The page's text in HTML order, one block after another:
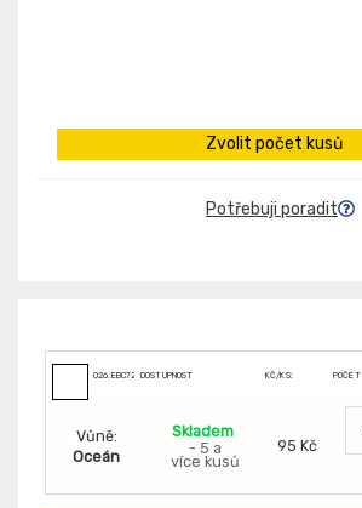
Zvolit počet kusů
Potřebuji poradit
026.EBC72CBFDOSTUPNOST KČ/KS: POČET
Vůně:
Oceán
Skladem
- 5 a
více kusů
95 Kč